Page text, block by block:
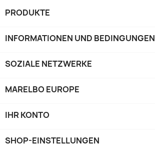
PRODUKTE
INFORMATIONEN UND BEDINGUNGEN
SOZIALE NETZWERKE
MARELBO EUROPE
IHR KONTO
SHOP-EINSTELLUNGEN